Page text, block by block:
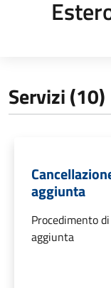
Servizi (10)
aggiunta
Procedimento
aggiunta